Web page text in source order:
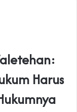
Harus